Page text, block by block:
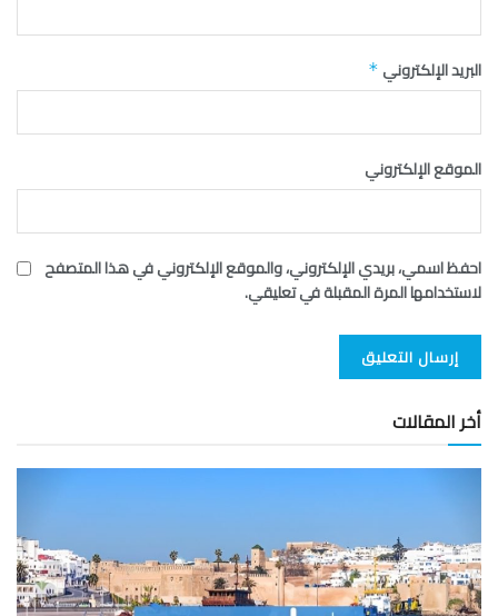
البريد الإلكتروني *
الموقع الإلكتروني
احفظ اسمي، بريدي الإلكتروني، والموقع الإلكتروني في هذا المتصفح
لاستخدامها المرة المقبلة في تعليقي.
أخر المقالات